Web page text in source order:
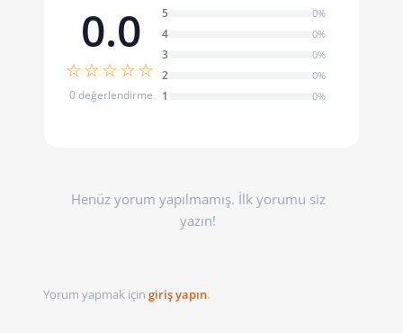
0.0
☆☆☆☆☆
0 değerlendirme
5 0%
4 0%
3 0%
2 0%
1 0%
Henüz yorum yapılmamış. İlk yorumu siz
yazın!
Yorum yapmak için giriş yapın.